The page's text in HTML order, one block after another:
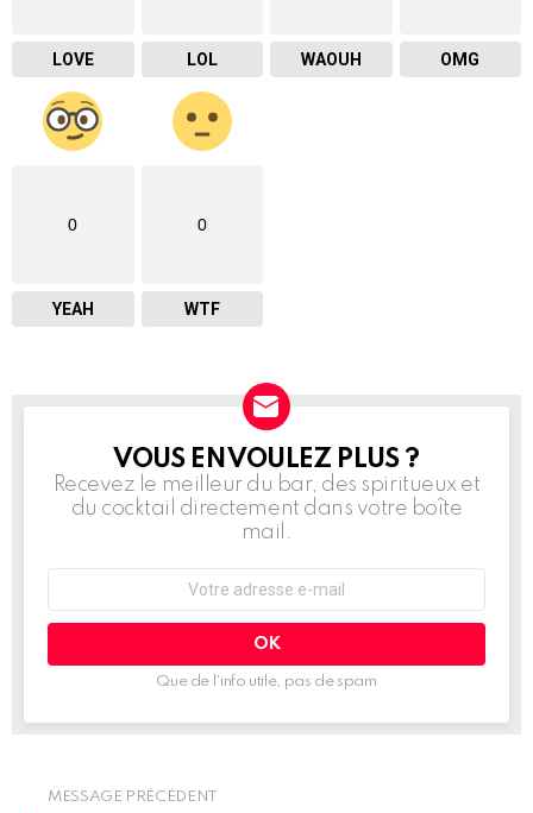
LOVE LOL WAOUH OMG
0
YEAH
0
WTF
NEWSLETTER
VOUS EN VOULEZ PLUS ?
Recevez le meilleur du bar, des spiritueux et
du cocktail directement dans votre boîte
mail.
mail
Que de l’info utile, pas de spam
MESSAGE PRÉCÉDENT